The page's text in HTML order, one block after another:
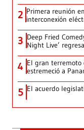
2 Primera reunión
interconexión
3 Deep Fried
Night Live’
4 El gran terremoto
estremeció a
5 El acuerdo